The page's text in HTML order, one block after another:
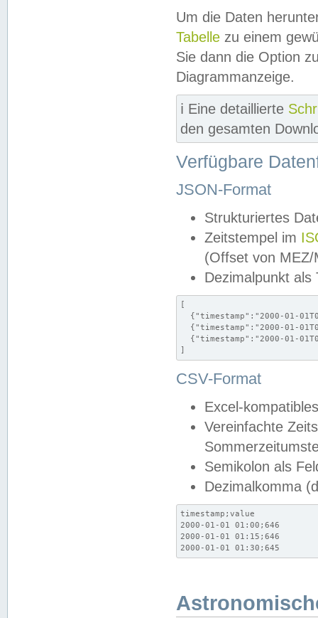
Um die Daten
Tabelle zu einem
Sie dann die Option
Diagrammanzeige.
ℹ️ Eine detaillierte
den gesamten
Verfügbare
JSON-Format
Strukturiertes
Zeitstempel im
(Offset von MEZ/
Dezimalpunkt als
[
{"timestamp":"2000-01-
{"timestamp":"2000-01-
{"timestamp":"2000-01-
]
CSV-Format
Excel-
Vereinfachte
Semikolon als
Dezimalkomma
timestamp;value
2000-01-01 01:00;646
2000-01-01 01:15;646
2000-01-01 01:30;645